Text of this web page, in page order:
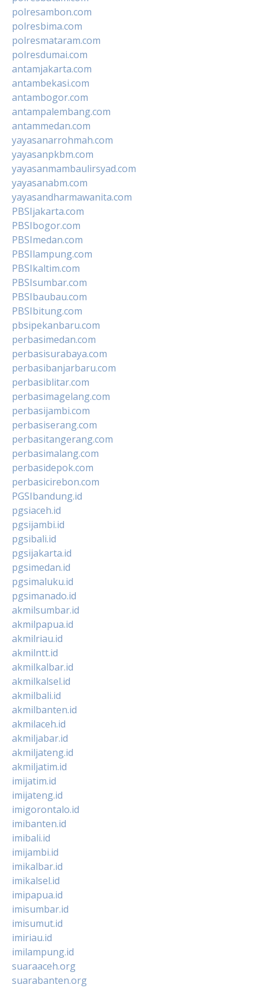
polresambon.com
polresbima.com
polresmataram.com
polresdumai.com
antamjakarta.com
antambekasi.com
antambogor.com
antampalembang.com
antammedan.com
yayasanarrohmah.com
yayasanpkbm.com
yayasanmambaulirsyad.com
yayasanabm.com
yayasandharmawanita.com
PBSIjakarta.com
PBSIbogor.com
PBSImedan.com
PBSIlampung.com
PBSIkaltim.com
PBSIsumbar.com
PBSIbaubau.com
PBSIbitung.com
pbsipekanbaru.com
perbasimedan.com
perbasisurabaya.com
perbasibanjarbaru.com
perbasiblitar.com
perbasimagelang.com
perbasijambi.com
perbasiserang.com
perbasitangerang.com
perbasimalang.com
perbasidepok.com
perbasicirebon.com
PGSIbandung.id
pgsiaceh.id
pgsijambi.id
pgsibali.id
pgsijakarta.id
pgsimedan.id
pgsimaluku.id
pgsimanado.id
akmilsumbar.id
akmilpapua.id
akmilriau.id
akmilntt.id
akmilkalbar.id
akmilkalsel.id
akmilbali.id
akmilbanten.id
akmilaceh.id
akmiljabar.id
akmiljateng.id
akmiljatim.id
imijatim.id
imijateng.id
imigorontalo.id
imibanten.id
imibali.id
imijambi.id
imikalbar.id
imikalsel.id
imipapua.id
imisumbar.id
imisumut.id
imiriau.id
imilampung.id
suaraaceh.org
suarabanten.org